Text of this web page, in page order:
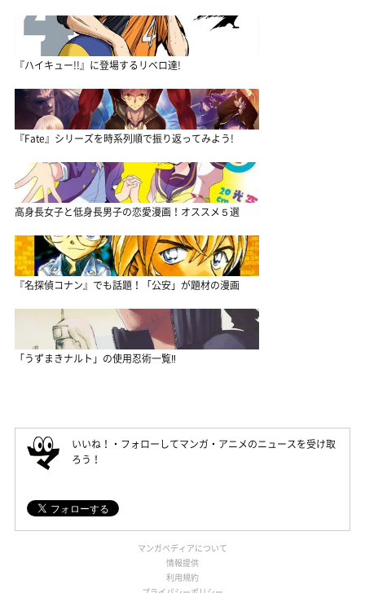
『ハイキュー!!』に登場するリベロ達!
『Fate』シリーズを時系列順で振り返ってみよう!
高身長女子と低身長男子の恋愛漫画！オススメ５選
『名探偵コナン』でも話題！「公安」が題材の漫画
「うずまきナルト」の使用忍術一覧‼
いいね！・フォローしてマンガ・アニメのニュースを受け取
ろう！
マンガペディアについて
情報提供
利用規約